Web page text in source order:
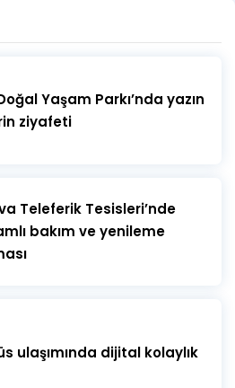
sosyal medya ve iletişim
onay vermiş sayılır.
oluşabilecek kesik, yanık ve
organizatör
Yaşam Parkı’nda yazın
ziyafeti
Teleferik Tesisleri’nde
bakım ve yenileme
ulaşımında dijital kolaylık